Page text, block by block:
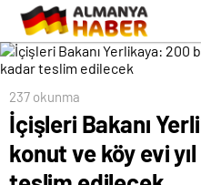
237 okunma
İçişleri Bakanı
konut ve köy evi